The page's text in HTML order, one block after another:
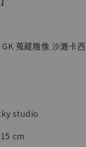
雕像 悟空
- +
購物車
GK 蒐藏雕像 沙灘
studio
cm